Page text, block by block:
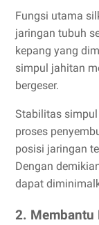
Fungsi utama
jaringan tubuh
kepang yang
simpul jahitan
bergeser.
Stabilitas
proses
posisi jaringan
Dengan
dapat
2. Membantu